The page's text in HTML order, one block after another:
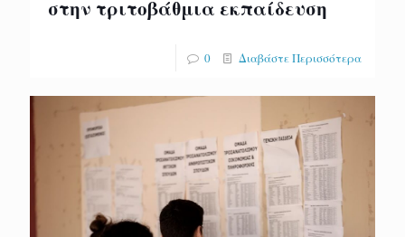
στην τριτοβάθμια εκπαίδευση
0 Διαβάστε Περισσότερα